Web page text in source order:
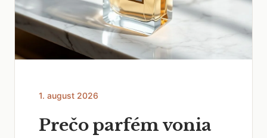
1. august 2026
Prečo parfém vonia